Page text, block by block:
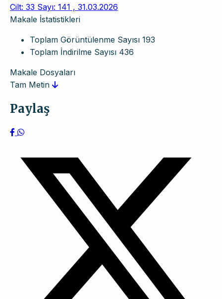
Cilt: 33 Sayı: 141 , 31.03.2026
Makale İstatistikleri
Toplam Görüntülenme Sayısı 193
Toplam İndirilme Sayısı 436
Makale Dosyaları
Tam Metin
Paylaş